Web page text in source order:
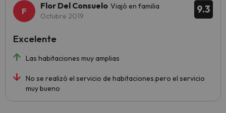
9.3
Flor Del Consuelo Viajó en familia
Octubre 2019
Las habitaciones muy amplias
No se realizó el servicio de habitaciones.pero el servicio
muy bueno
Excelente